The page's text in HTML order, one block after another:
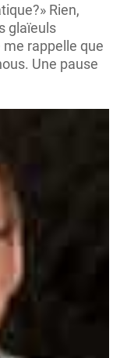
Rien,
glaïeuls
me rappelle que
Une pause